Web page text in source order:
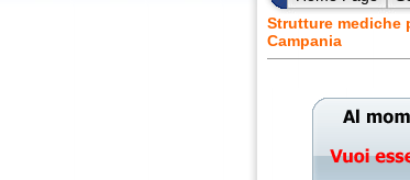
Strutture mediche
Campania